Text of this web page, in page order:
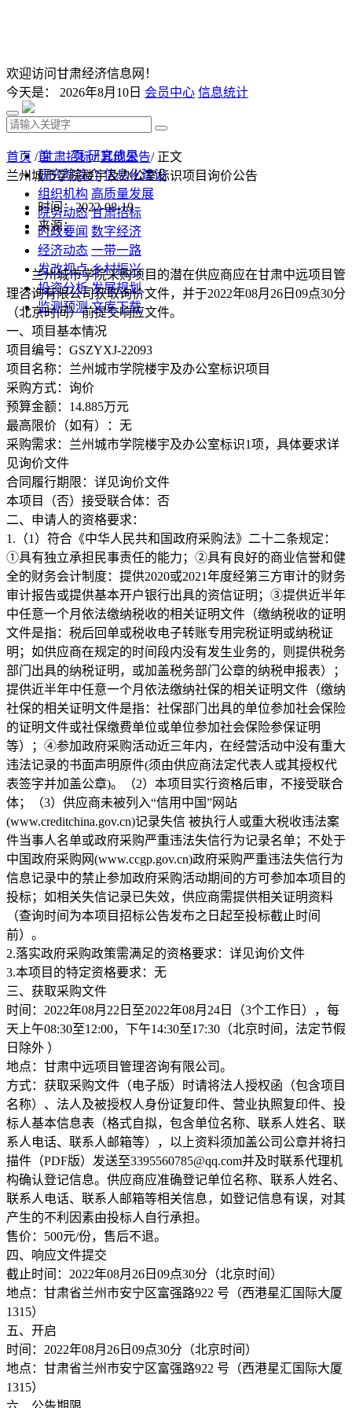
欢迎访问甘肃经济信息网！
今天是： 2026年8月10日 会员中心 信息统计
首 页 研究成果
研究院简介 信息化建设
组织机构 高质量发展
院务动态 甘肃招标
时政要闻 数字经济
经济动态 一带一路
发改视点 乡村振兴
投资分析 发展规划
监测预测 文库下载
首页 /甘肃招标/其他公告/ 正文
兰州城市学院楼宇及办公室标识项目询价公告
时间：2022-08-19
来源：
兰州城市学院采购项目的潜在供应商应在甘肃中远项目管
理咨询有限公司获取询价文件，并于2022年08月26日09点30分
（北京时间）前提交响应文件。
一、项目基本情况
项目编号：GSZYXJ-22093
项目名称：兰州城市学院楼宇及办公室标识项目
采购方式：询价
预算金额：14.885万元
最高限价（如有）：无
采购需求：兰州城市学院楼宇及办公室标识1项，具体要求详
见询价文件
合同履行期限：详见询价文件
本项目（否）接受联合体：否
二、申请人的资格要求：
1.（1）符合《中华人民共和国政府采购法》二十二条规定：
①具有独立承担民事责任的能力；②具有良好的商业信誉和健
全的财务会计制度：提供2020或2021年度经第三方审计的财务
审计报告或提供基本开户银行出具的资信证明；③提供近半年
中任意一个月依法缴纳税收的相关证明文件（缴纳税收的证明
文件是指：税后回单或税收电子转账专用完税证明或纳税证
明；如供应商在规定的时间段内没有发生业务的，则提供税务
部门出具的纳税证明，或加盖税务部门公章的纳税申报表）；
提供近半年中任意一个月依法缴纳社保的相关证明文件（缴纳
社保的相关证明文件是指：社保部门出具的单位参加社会保险
的证明文件或社保缴费单位或单位参加社会保险参保证明
等）；④参加政府采购活动近三年内，在经营活动中没有重大
违法记录的书面声明原件(须由供应商法定代表人或其授权代
表签字并加盖公章)。（2）本项目实行资格后审，不接受联合
体；（3）供应商未被列入“信用中国”网站
(www.creditchina.gov.cn)记录失信 被执行人或重大税收违法案
件当事人名单或政府采购严重违法失信行为记录名单；不处于
中国政府采购网(www.ccgp.gov.cn)政府采购严重违法失信行为
信息记录中的禁止参加政府采购活动期间的方可参加本项目的
投标；如相关失信记录已失效，供应商需提供相关证明资料
（查询时间为本项目招标公告发布之日起至投标截止时间
前）。
2.落实政府采购政策需满足的资格要求：详见询价文件
3.本项目的特定资格要求：无
三、获取采购文件
时间：2022年08月22日至2022年08月24日（3个工作日），每
天上午08:30至12:00，下午14:30至17:30（北京时间，法定节假
日除外 ）
地点：甘肃中远项目管理咨询有限公司。
方式：获取采购文件（电子版）时请将法人授权函（包含项目
名称）、法人及被授权人身份证复印件、营业执照复印件、投
标人基本信息表（格式自拟，包含单位名称、联系人姓名、联
系人电话、联系人邮箱等），以上资料须加盖公司公章并将扫
描件（PDF版）发送至3395560785@qq.com并及时联系代理机
构确认登记信息。供应商应准确登记单位名称、联系人姓名、
联系人电话、联系人邮箱等相关信息，如登记信息有误，对其
产生的不利因素由投标人自行承担。
售价：500元/份，售后不退。
四、响应文件提交
截止时间：2022年08月26日09点30分（北京时间）
地点：甘肃省兰州市安宁区富强路922 号（西港星汇国际大厦
1315）
五、开启
时间：2022年08月26日09点30分（北京时间）
地点：甘肃省兰州市安宁区富强路922 号（西港星汇国际大厦
1315）